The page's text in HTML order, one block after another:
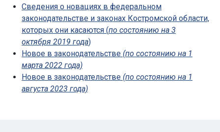
Сведения о новациях в федеральном
законодательстве и законах Костромской области,
которых они касаются (по состоянию на 3
октября 2019 года)
Новое в законодательстве (по состоянию на 1
марта 2022 года)
Новое в законодательстве (по состоянию на 1
августа 2023 года)